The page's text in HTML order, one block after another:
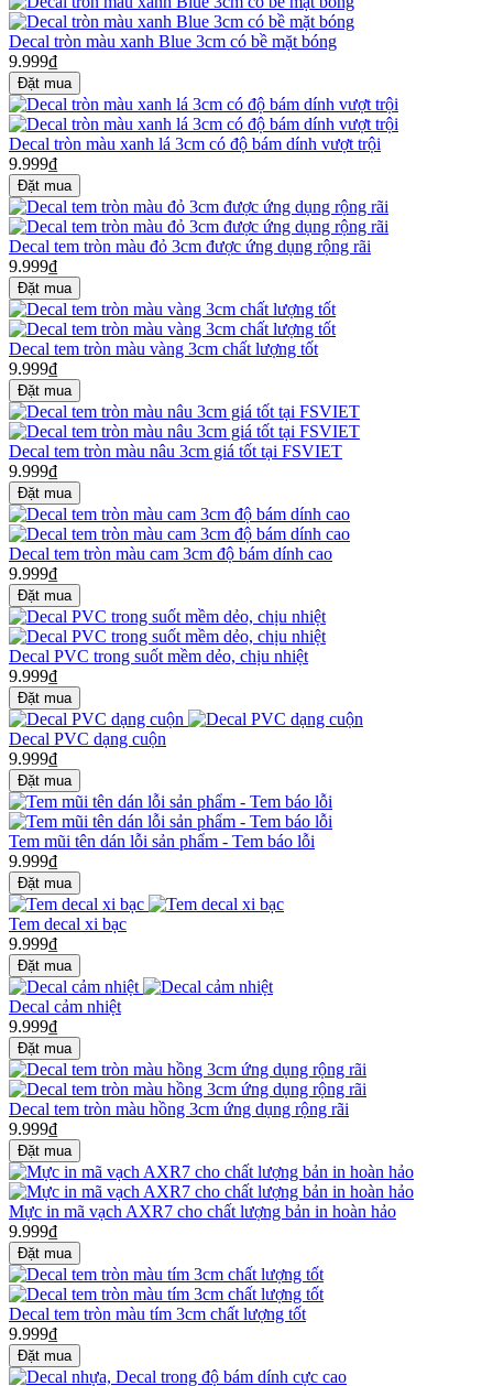
Decal tròn màu xanh Blue 3cm có bề mặt bóng
9.999₫
Decal tròn màu xanh lá 3cm có độ bám dính vượt trội
9.999₫
Decal tem tròn màu đỏ 3cm được ứng dụng rộng rãi
9.999₫
Decal tem tròn màu vàng 3cm chất lượng tốt
9.999₫
Decal tem tròn màu nâu 3cm giá tốt tại FSVIET
9.999₫
Decal tem tròn màu cam 3cm độ bám dính cao
9.999₫
Decal PVC trong suốt mềm dẻo, chịu nhiệt
9.999₫
Decal PVC dạng cuộn
9.999₫
Tem mũi tên dán lỗi sản phẩm - Tem báo lỗi
9.999₫
Tem decal xi bạc
9.999₫
Decal cảm nhiệt
9.999₫
Decal tem tròn màu hồng 3cm ứng dụng rộng rãi
9.999₫
Mực in mã vạch AXR7 cho chất lượng bản in hoàn hảo
9.999₫
Decal tem tròn màu tím 3cm chất lượng tốt
9.999₫